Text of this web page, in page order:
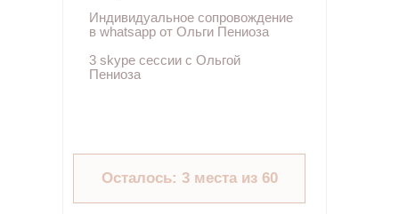
Индивидуальное сопровождение
в whatsapp от Ольги Пениоза
3 skype сессии с Ольгой
Пениоза
Осталось: 3 места из 60